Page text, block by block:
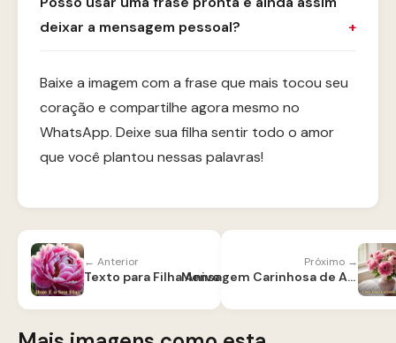
deixar a mensagem pessoal?
Baixe a imagem com a frase que mais tocou seu
coração e compartilhe agora mesmo no
WhatsApp. Deixe sua filha sentir todo o amor
que você plantou nessas palavras!
← Anterior
Texto para Filha Aniversariante
Próximo →
Mensagem Carinhosa de Aniversário para Filha